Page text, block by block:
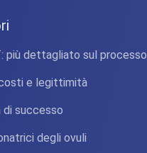
più dettagliato sul processo
costi e legittimità
di successo
degli ovuli